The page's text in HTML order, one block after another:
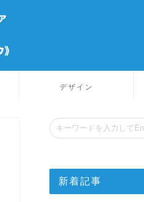
デザイン
新着記事